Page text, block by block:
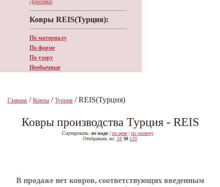
Дорожки
Ковры REIS(Турция):
По материалу
По форме
По узору
Необычные
Главная / Ковры / Турция / REIS(Турция)
Ковры производства Турция - REIS
Сортировать: не надо | по цене | по размеру
Отображать по: 18 30 120
В продаже нет ковров, соответствующих введенным